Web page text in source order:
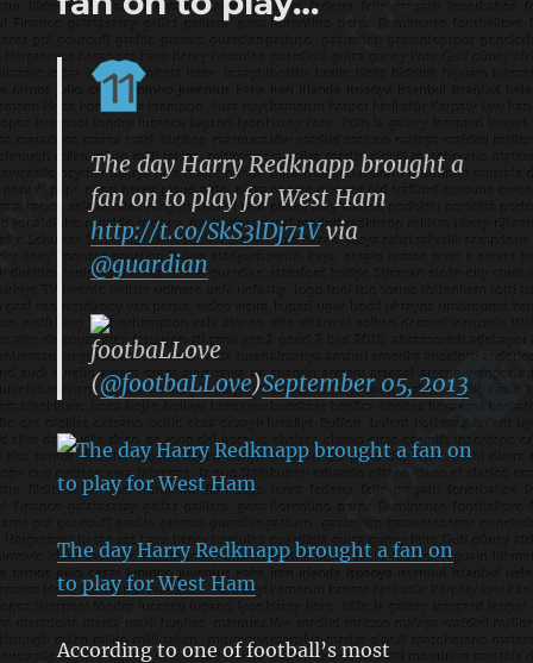
The day Harry Redknapp brought a
fan on to play for West Ham
http://t.co/SkS3lDj71Vvia
@guardian
footbaLLove
(@footbaLLove)September 05, 2013
The day Harry Redknapp brought a fan on
to play for West Ham
According to one of football’s most